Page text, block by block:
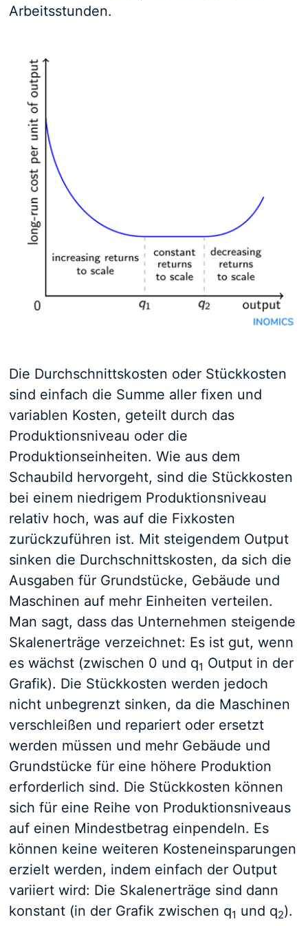
Arbeitsstunden.
Die Durchschnittskosten oder Stückkosten
sind einfach die Summe aller fixen und
variablen Kosten, geteilt durch das
Produktionsniveau oder die
Produktionseinheiten. Wie aus dem
Schaubild hervorgeht, sind die Stückkosten
bei einem niedrigem Produktionsniveau
relativ hoch, was auf die Fixkosten
zurückzuführen ist. Mit steigendem Output
sinken die Durchschnittskosten, da sich die
Ausgaben für Grundstücke, Gebäude und
Maschinen auf mehr Einheiten verteilen.
Man sagt, dass das Unternehmen steigende
Skalenerträge verzeichnet: Es ist gut, wenn
es wächst (zwischen 0 und q1 Output in der
Grafik). Die Stückkosten werden jedoch
nicht unbegrenzt sinken, da die Maschinen
verschleißen und repariert oder ersetzt
werden müssen und mehr Gebäude und
Grundstücke für eine höhere Produktion
erforderlich sind. Die Stückkosten können
sich für eine Reihe von Produktionsniveaus
auf einen Mindestbetrag einpendeln. Es
können keine weiteren Kosteneinsparungen
erzielt werden, indem einfach der Output
variiert wird: Die Skalenerträge sind dann
konstant (in der Grafik zwischen q1 und q2).